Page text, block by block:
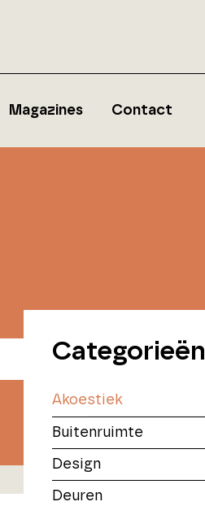
Magazines Contact
Categorieën
Akoestiek
Buitenruimte
Design
Deuren